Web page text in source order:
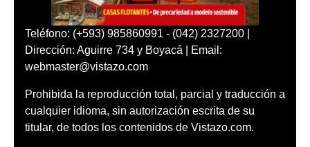
Teléfono: (+593) 985860991 - (042) 2327200 |
Dirección: Aguirre 734 y Boyacá | Email:
webmaster@vistazo.com
Prohibida la reproducción total, parcial y traducción a
cualquier idioma, sin autorización escrita de su
titular, de todos los contenidos de Vistazo.com.